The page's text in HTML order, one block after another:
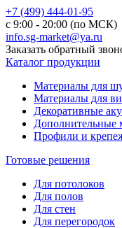
+7 (499) 444-01-95
с 9:00 - 20:00 (по МСК)
info.sg-market@ya.ru
Заказать обратный
Каталог продукции
Материалы для
Материалы для
Декоративные
Дополнительные
Профили и
Готовые решения
Для потолоков
Для полов
Для стен
Для перегородок